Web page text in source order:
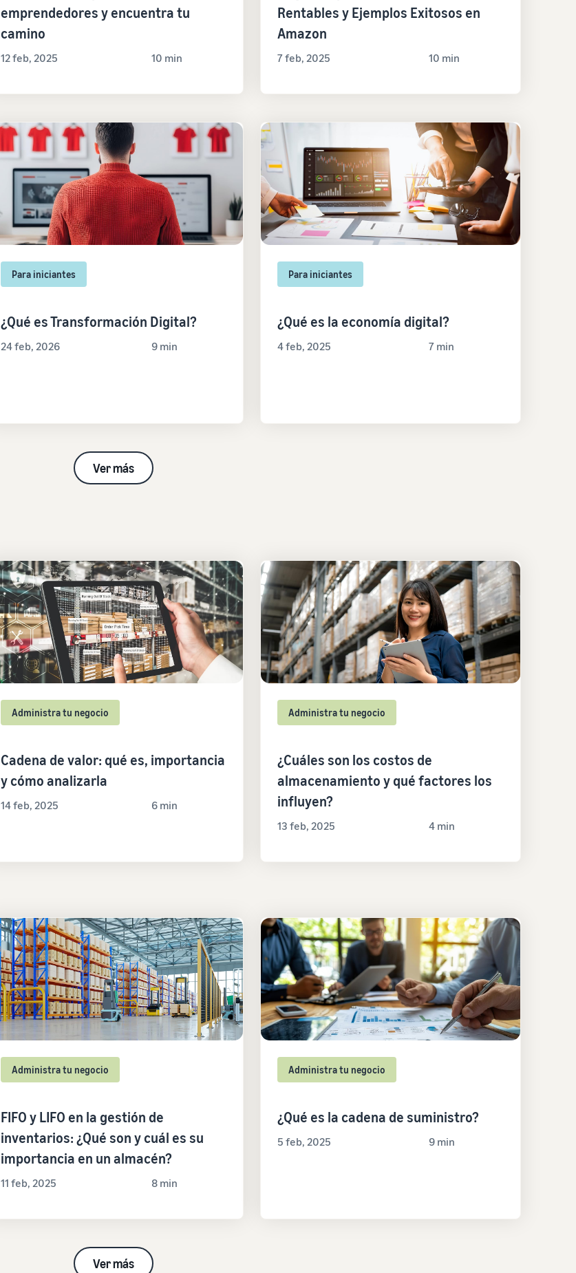
emprendedores y encuentra tu
camino
12 feb, 2025 10 min
Rentables y Ejemplos Exitosos en
Amazon
7 feb, 2025 10 min
Para iniciantes
¿Qué es Transformación Digital?
24 feb, 2026 9 min
Para iniciantes
¿Qué es la economía digital?
4 feb, 2025 7 min
Ver más
Administra tu negocio
Cadena de valor: qué es, importancia
y cómo analizarla
14 feb, 2025 6 min
Administra tu negocio
¿Cuáles son los costos de
almacenamiento y qué factores los
influyen?
13 feb, 2025 4 min
Administra tu negocio
FIFO y LIFO en la gestión de
inventarios: ¿Qué son y cuál es su
importancia en un almacén?
11 feb, 2025 8 min
Administra tu negocio
¿Qué es la cadena de suministro?
5 feb, 2025 9 min
Ver más